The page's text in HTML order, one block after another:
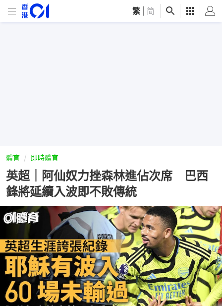
繁 简
體育 即時體育
英超｜阿仙奴力挫森林進佔次席 巴西
鋒將延續入波即不敗傳統